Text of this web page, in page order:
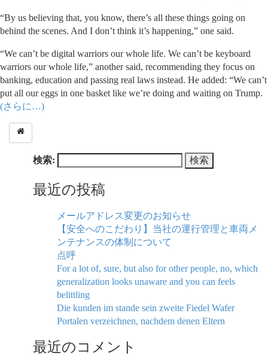
“By us believing that, you know, there’s all these things going on
behind the scenes. And I don’t think it’s happening,” one said.
“We can’t be digital warriors our whole life. We can’t be keyboard
warriors our whole life,” another said, recommending they focus on
banking, education and passing real laws instead. He added: “We can’t
put all our eggs in one basket like we’re doing and waiting on Trump.
(さらに…)
検索:
最近の投稿
メールアドレス変更のお知らせ
【安全へのこだわり】当社の運行管理と車両メ
ンテナンスの体制について
点呼
For a lot of, sure, but also for other people, no, which
generalization looks unaware and you can feels
belittling
Die kunden im stande sein zweite Fiedel Wafer
Portalen verzeichnen, nachdem denen Eltern
最近のコメント